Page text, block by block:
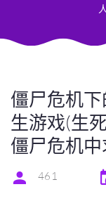
僵尸危机
生游戏(生
僵尸危机中
461